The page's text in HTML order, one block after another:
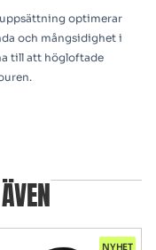
optimerar
och mångsidighet i
till att högloftade
NYHET